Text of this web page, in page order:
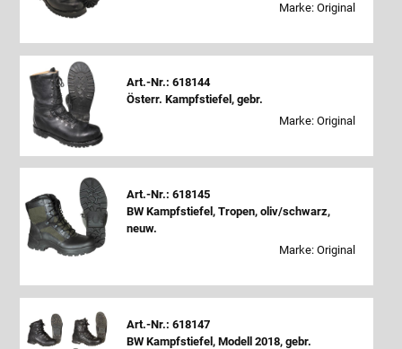
Marke: Original
Art.-Nr.: 618144
Österr. Kampfstiefel, gebr.
Marke: Original
Art.-Nr.: 618145
BW Kampfstiefel, Tropen, oliv/schwarz,
neuw.
Marke: Original
Art.-Nr.: 618147
BW Kampfstiefel, Modell 2018, gebr.